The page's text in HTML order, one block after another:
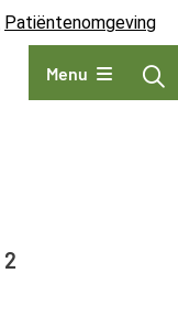
Patiëntenomgeving
Hoofdmenu
Menu
2